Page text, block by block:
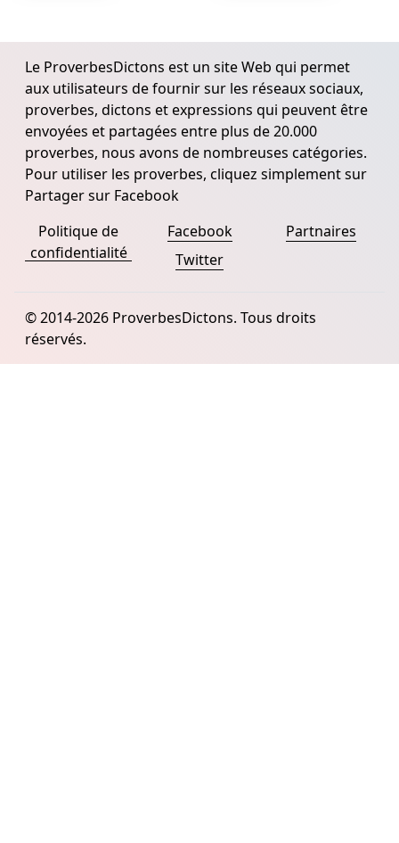
Le ProverbesDictons est un site Web qui permet
aux utilisateurs de fournir sur les réseaux sociaux,
proverbes, dictons et expressions qui peuvent être
envoyées et partagées entre plus de 20.000
proverbes, nous avons de nombreuses catégories.
Pour utiliser les proverbes, cliquez simplement sur
Partager sur Facebook
Politique de
confidentialité
Facebook
Twitter
Partnaires
© 2014-2026 ProverbesDictons. Tous droits
réservés.